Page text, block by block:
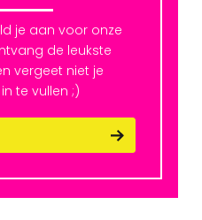
je aan voor onze
de leukste
vergeet niet je
te vullen ;)